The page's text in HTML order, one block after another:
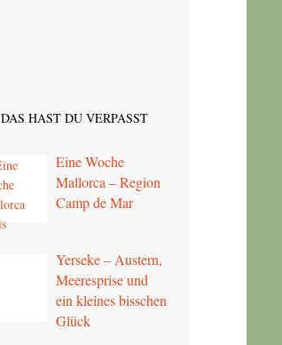
DAS HAST DU VERPASST
Eine Woche
Mallorca – Region
Camp de Mar
Yerseke – Austern,
Meeresprise und
ein kleines bisschen
Glück